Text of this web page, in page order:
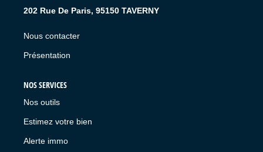
202 Rue De Paris, 95150 TAVERNY
Nous contacter
Présentation
NOS SERVICES
Nos outils
Estimez votre bien
Alerte immo